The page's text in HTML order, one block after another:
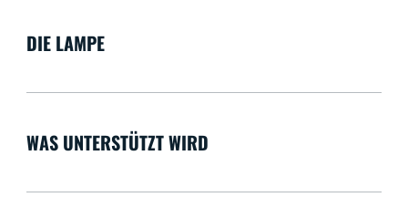
DIE LAMPE
WAS UNTERSTÜTZT WIRD